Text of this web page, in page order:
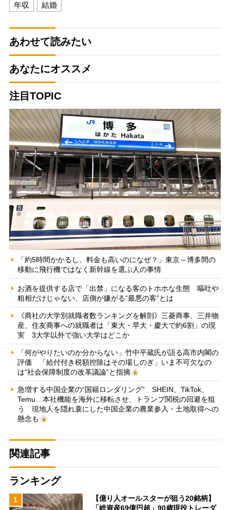
年収 結婚
あわせて読みたい
あなたにオススメ
注目TOPIC
「約5時間かかるし、料金も高いのになぜ？」東京～博多間の
移動に飛行機ではなく新幹線を選ぶ人の事情
お酒を提供する店で「出禁」になる客のトホホな生態 嘔吐や
粗相だけじゃない、店側が嫌がる“最悪の客”とは
《商社の大学別就職者数ランキングを解剖》三菱商事、三井物
産、住友商事への就職者は「東大・早大・慶大で約6割」の現
実 3大学以外で強い大学はどこか
「何がやりたいのか分からない」竹中平蔵氏が語る高市内閣の
評価 「給付付き税額控除はその場しのぎ」いま不可欠なの
は“社会保障制度の改革議論”と指摘
急増する中国企業の“国籍ロンダリング” SHEIN、TikTok、
Temu…本社機能を海外に移転させ、トランプ関税の回避を狙
う 現地人を隠れ蓑にした中国企業の農業参入・土地取得への
懸念も
関連記事
ランキング
1
【億り人オールスターが狙う20銘柄】
「総資産69億円超」90歳現役トレーダ